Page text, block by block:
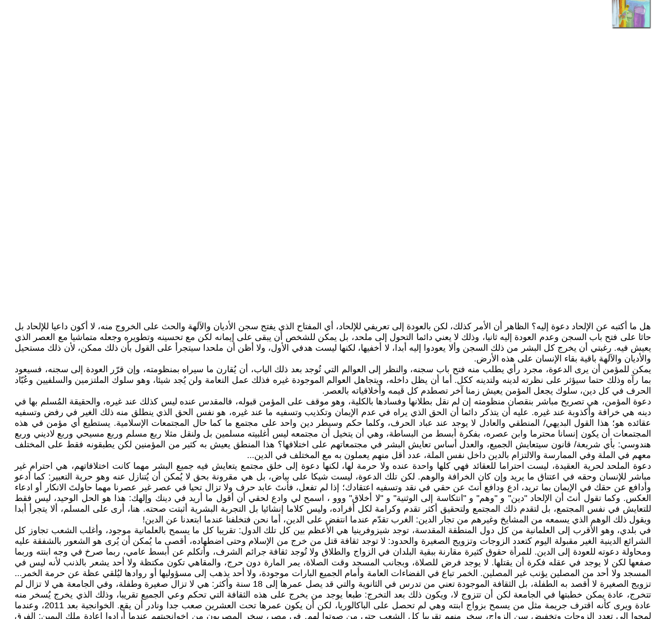
هل ما أكتبه عن الإلحاد دعوة إليه؟ الظاهر أن الأمر كذلك، لكن بالعودة إلى تعريفي للإلحاد، أي المفتاح الذي يفتح سجن الأديان والآلهة والحث على الخروج منه، لا أكون داعيا للإلحاد بل
حاثا على فتح باب السجن وعدم العودة إليه ثانيا، وذلك لا يعني دائما التحول إلى ملحد، بل يمكن للشخص أن يبقى على إيمانه لكن مع تحسينه وتطويره وجعله متماشيا مع العصر الذي
يعيش فيه. رغبتي أن يخرج كل البشر من ذلك السجن وألا يعودوا إليه أبدا، لا أخفيها، لكنها ليست هدفي الأول، ولا أظن أن ملحدا سيتجرأ على القول بأن ذلك ممكن، لأن ذلك مستحيل
والأديان والآلهة باقية بقاء الإنسان على هذه الأرض.
يمكن للمؤمن أن يرى الدعوة، مجرد رأي يطلب منه فتح باب سجنه، والنظر إلى العوالم التي تُوجد بعد ذلك الباب، أن يُقارن ما سيراه بمنظومته، وإن قرّر العودة إلى سجنه، فسيعود
بما رآه وذلك حتما سيؤثر على نظرته لدينه ولتدينه ككل. أما أن يظل داخله، ويتجاهل العوالم الموجودة غيره فذلك عمل النعامة ولن يُجد شيئا، وهو سلوك الملتزمين والسلفيين وعُبّاد
الحرف في كل دين، سلوك يجعل المؤمن يعيش زمنا آخر تصطدم كل قيمه وأخلاقياته بالعصر.
دعوة المؤمن، هي تصريح مباشر بنقصان منظومته إن لم نقل بطلانها وفسادها بالكلية، وهو موقف على المؤمن قبوله، فالمقدس عنده ليس كذلك عند غيره، والحقيقة المُسلم بها في
دينه هي خرافة وأكذوبة عند غيره. عليه أن يتذكر دائما أن الحق الذي يراه في عدم الإيمان وتكذيب وتسفيه ما عند غيره، هو نفس الحق الذي ينطلق منه ذلك الغير في رفض وتسفيه
عقائده هو؛ هذا القول البديهي/ المنطقي والعادل لا يوجد عند عباد الحرف، وكلما حكم وسيطر دين واحد على مجتمع ما كما حال المجتمعات الإسلامية. يستطيع أي مؤمن في هذه
المجتمعات أن يكون إنسانا محترما وابن عصره، بفكرة أبسط من البساطة، وهي أن يتخيل أن مجتمعه ليس أغلبيته مسلمين بل ولنقل مثلا ربع مسلم وربع مسيحي وربع لاديني وربع
هندوسي: بأي شريعة/ قانون سيتعايش الجميع، والعدل أساس تعايش البشر في مجتمعاتهم على اختلافها؟ هذا المنطق يعيش به كثير من المؤمنين لكن يطبقونه فقط على المختلف
معهم في الملة وفي الممارسة والالتزام بالدين داخل نفس الملة، عدد أقل منهم يعملون به مع المختلف في الدين...
دعوة الملحد لحرية العقيدة، ليست احتراما للعقائد فهي كلها واحدة عنده ولا حرمة لها، لكنها دعوة إلى خلق مجتمع يتعايش فيه جميع البشر مهما كانت اختلافاتهم، هي احترام غير
مباشر للإنسان وحقه في اعتناق ما يريد وإن كان الخرافة والوهم. لكن تلك الدعوة، ليست شيكا على بياض، بل هي مقرونة بحق لا يُمكن أن يُتنازل عنه وهو حرية التعبير: كما أدعو
وأدافع عن حقك في الإيمان بما تريد، ادع ودافع أنتَ عن حقي في نقد وتسفيه اعتقادك؛ إذا لم تفعل، فأنتَ عابد حرف ولا تزال تحيا في عصر غير عصرنا مهما حاولتَ الانكار أو ادعاء
العكس. وكما تقول أنتَ أن الإلحاد "دين" و "وهم" و "انتكاسة إلى الوثنية" و "لا أخلاق" ووو ، اسمح لي وادع لحقي أن أقول ما أريد في دينك وإلهك: هذا هو الحل الوحيد، ليس فقط
للتعايش في نفس المجتمع، بل لتقدم ذلك المجتمع ولتحقيق أكثر تقدم وكرامة لكل أفراده، وليس كلاما إنشائيا بل التجربة البشرية أثبتت صحته. هنا، أرى على المسلم، ألا يتجرأ أبدا
ويقول ذلك الوهم الذي يسمعه من المشايخ وغيرهم من تجار الدين: الغرب تقدّم عندما انتفض على الدين، أما نحن فتخلفنا عندما ابتعدنا عن الدين!
في بلدي، وهو الأقرب إلى العلمانية من كل دول المنطقة المقدسة، توجد شيزوفرينيا هي الأعظم بين كل تلك الدول: تقريبا كل ما يسمح بالعلمانية موجود، وأغلب الشعب تجاوز كل
الشرائع الدينية الغير مقبولة اليوم كتعدد الزوجات وتزويج الصغيرة والحدود: لا توجد ثقافة قتل من خرج من الإسلام وحتى اضطهاده، أقصى ما يُمكن أن يُرى هو الشعور بالشفقة عليه
ومحاولة دعوته للعودة إلى الدين. للمرأة حقوق كثيرة مقارنة ببقية البلدان في الزواج والطلاق ولا تُوجد ثقافة جرائم الشرف، وأتكلم عن أبسط عامي، ربما صرخ في وجه ابنته وربما
صفعها لكن لا يوجد في عقله فكرة أن يقتلها. لا يوجد فرض للصلاة، وبجانب المسجد وقت الصلاة، يمر المارة دون حرج، والمقاهي تكون مكتظة ولا أحد يشعر بالذنب لأنه ليس في
المسجد ولا أحد من المصلين يؤنب غير المصلين. الخمر تباع في الفضاءات العامة وأمام الجميع البارات موجودة، ولا أحد يذهب إلى مسؤوليها أو روادها ليُلقي عظة عن حرمة الخمر...
تزويج الصغيرة لا أقصد به الطفلة، بل الثقافة الموجودة تعني من تدرس في الثانوية والتي قد يصل عمرها إلى 18 سنة وأكثر: هي لا تزال صغيرة وطفلة، وفي الجامعة هي لا تزال لم
تتخرج، عادة يمكن خطبتها في الجامعة لكن أن تتزوج لا، ويكون ذلك بعد التخرج: طبعا يوجد من يخرج على هذه الثقافة التي تحكم وعي الجميع تقريبا، وذلك الذي يخرج يُسخر منه
عادة ويرى كأنه اقترف جريمة مثل من يسمح بزواج ابنته وهي لم تحصل على الباكالوريا، لكن أن يكون عمرها تحت العشرين صعب جدا ونادر أن يقع. الخوانجية بعد 2011، وعندما
لمحوا إلى تعدد الزوجات وتخفيض سن الزواج، سخر منهم تقريبا كل الشعب حتى من صوتوا لهم. في مصر، سخر المصريون من إخوانجيتهم عندما أرادوا إعادة ملك اليمين: الفرق